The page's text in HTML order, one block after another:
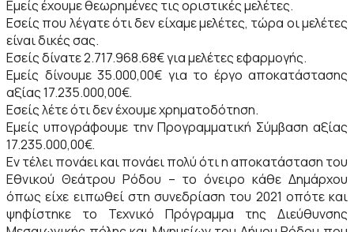
Εμείς έχουμε θεωρημένες τις οριστικές μελέτες.
Εσείς που λέγατε ότι δεν είχαμε μελέτες, τώρα οι μελέτες
είναι δικές σας.
Εσείς δίνατε 2.717.968.68€ για μελέτες εφαρμογής.
Εμείς δίνουμε 35.000,00€ για το έργο αποκατάστασης
αξίας 17.235.000,00€.
Εσείς λέτε ότι δεν έχουμε χρηματοδότηση.
Εμείς υπογράφουμε την Προγραμματική Σύμβαση αξίας
17.235.000,00€.
Εν τέλει πονάει και πονάει πολύ ότι η αποκατάσταση του
Εθνικού Θεάτρου Ρόδου – το όνειρο κάθε Δημάρχου
όπως είχε ειπωθεί στη συνεδρίαση του 2021 οπότε και
ψηφίστηκε το Τεχνικό Πρόγραμμα της Διεύθυνσης